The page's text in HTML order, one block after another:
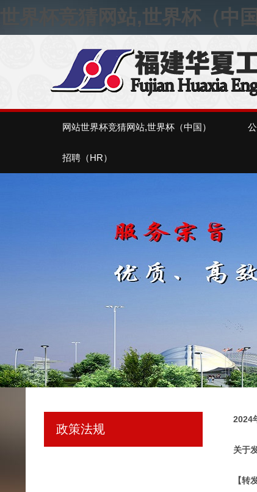
世界杯竞猜网站,世界杯（中国
网站世界杯竞猜网站,世界杯（中国）
招聘（HR）
2024
关于
【转
政策法规